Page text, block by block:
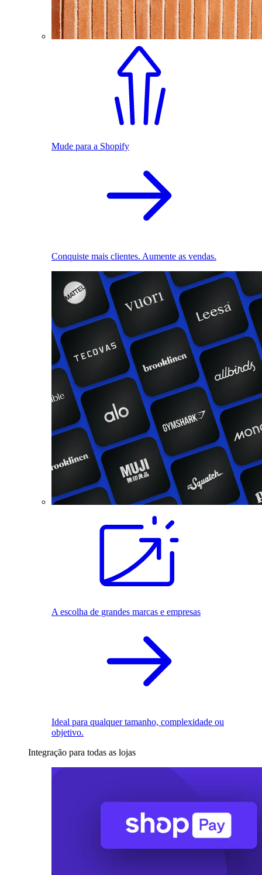
Mude para a Shopify
Conquiste mais clientes. Aumente as vendas.
A escolha de grandes marcas e empresas
Ideal para qualquer tamanho, complexidade ou
objetivo.
Integração para todas as lojas